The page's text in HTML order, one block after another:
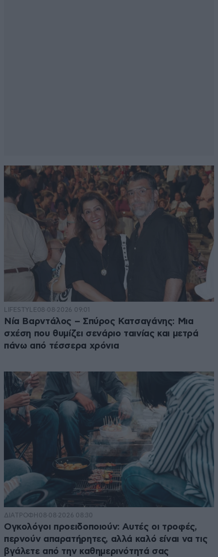
LIFESTYLE08·08·2026 09:01
Νία Βαρντάλος – Σπύρος Κατσαγάνης: Μια
σχέση που θυμίζει σενάριο ταινίας και μετρά
πάνω από τέσσερα χρόνια
ΔΙΑΤΡΟΦΗ 08·08·2026 08:30
Ογκολόγοι προειδοποιούν: Αυτές οι τροφές,
περνούν απαρατήρητες, αλλά καλό είναι να τις
βγάλετε από την καθημερινότητά σας